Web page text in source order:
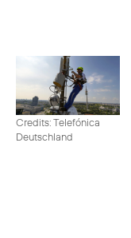
Credits: Telefónica
Deutschland